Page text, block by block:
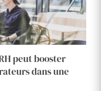
peut booster
dans une